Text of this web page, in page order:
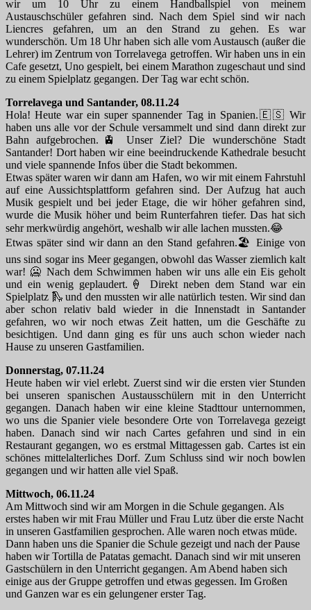
wir um 10 Uhr zu einem Handballspiel von meinem
Austauschschüler gefahren sind. Nach dem Spiel sind wir nach
Liencres gefahren, um an den Strand zu gehen. Es war
wunderschön. Um 18 Uhr haben sich alle vom Austausch (außer die
Lehrer) im Zentrum von Torrelavega getroffen. Wir haben uns in ein
Cafe gesetzt, Uno gespielt, bei einem Marathon zugeschaut und sind
zu einem Spielplatz gegangen. Der Tag war echt schön.
Torrelavega und Santander, 08.11.24
Hola! Heute war ein super spannender Tag in Spanien.🇪🇸 Wir
haben uns alle vor der Schule versammelt und sind dann direkt zur
Bahn aufgebrochen.🚊 Unser Ziel? Die wunderschöne Stadt
Santander! Dort haben wir eine beeindruckende Kathedrale besucht
und viele spannende Infos über die Stadt bekommen.
Etwas später waren wir dann am Hafen, wo wir mit einem Fahrstuhl
auf eine Aussichtsplattform gefahren sind. Der Aufzug hat auch
Musik gespielt und bei jeder Etage, die wir höher gefahren sind,
wurde die Musik höher und beim Runterfahren tiefer. Das hat sich
sehr merkwürdig angehört, weshalb wir alle lachen mussten.😂
Etwas später sind wir dann an den Stand gefahren.🏖️ Einige von
uns sind sogar ins Meer gegangen, obwohl das Wasser ziemlich kalt
war! 🥶 Nach dem Schwimmen haben wir uns alle ein Eis geholt
und ein wenig geplaudert.🍦 Direkt neben dem Stand war ein
Spielplatz 🛝 und den mussten wir alle natürlich testen. Wir sind dan
aber schon relativ bald wieder in die Innenstadt in Santander
gefahren, wo wir noch etwas Zeit hatten, um die Geschäfte zu
besichtigen. Und dann ging es für uns auch schon wieder nach
Hause zu unseren Gastfamilien.
Donnerstag, 07.11.24
Heute haben wir viel erlebt. Zuerst sind wir die ersten vier Stunden
bei unseren spanischen Austausschülern mit in den Unterricht
gegangen. Danach haben wir eine kleine Stadttour unternommen,
wo uns die Spanier viele besondere Orte von Torrelavega gezeigt
haben. Danach sind wir nach Cartes gefahren und sind in ein
Restaurant gegangen, wo es erstmal Mittagessen gab. Cartes ist ein
schönes mittelalterliches Dorf. Zum Schluss sind wir noch bowlen
gegangen und wir hatten alle viel Spaß.
Mittwoch, 06.11.24
Am Mittwoch sind wir am Morgen in die Schule gegangen. Als
erstes haben wir mit Frau Müller und Frau Lutz über die erste Nacht
in unseren Gastfamilien gesprochen. Alle waren noch etwas müde.
Dann haben uns die Spanier die Schule gezeigt und nach der Pause
haben wir Tortilla de Patatas gemacht. Danach sind wir mit unseren
Gastschülern in den Unterricht gegangen. Am Abend haben sich
einige aus der Gruppe getroffen und etwas gegessen. Im Großen
und Ganzen war es ein gelungener erster Tag.